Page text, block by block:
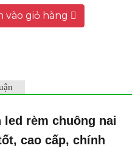
vào giỏ hàng
rèm chuông nai
ốt, cao cấp, chính